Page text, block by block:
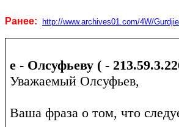
Ранее: http://www.archives01.com/4W/
е - Олсуфьеву ( -
Уважаемый Олсуфьев,
Ваша фраза о том, что